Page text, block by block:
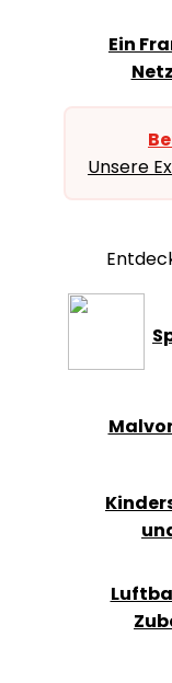
Ein
Unsere